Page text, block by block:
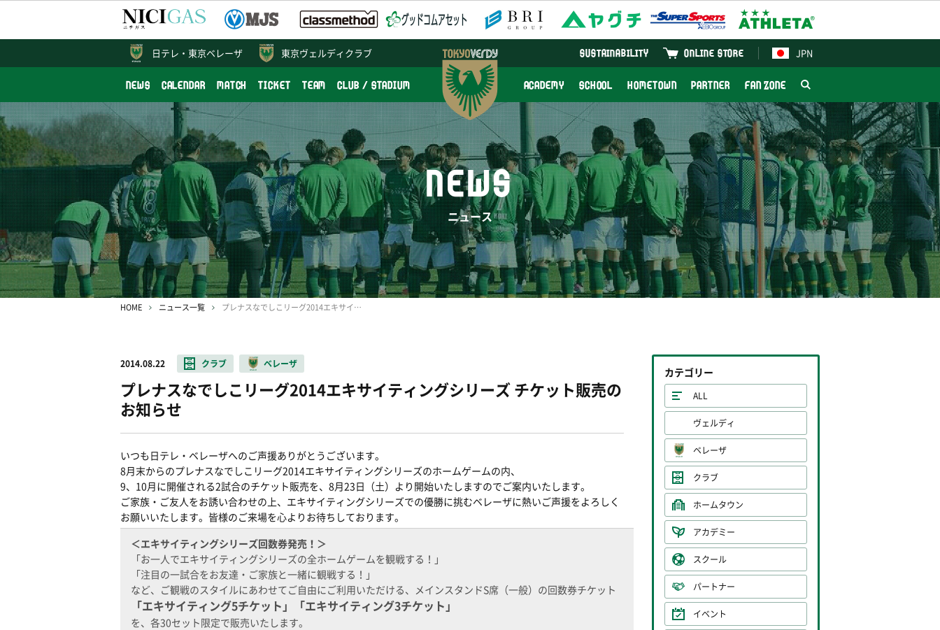
東京ヴェルディクラブ JPN
ONLINE STORE
SUSTAINABILITY
NEWS CALENDAR MATCH TICKET TEAM CLUB / STADIUM ACADEMY SCHOOL HOMETOWN PARTNER FAN ZONE
日テレ・ 東京ベレーザ
NEWS
ニュース
HOME ニュース一覧 プレナスなでしこリーグ2014エキサイティングシリーズ チケット販売のお知らせ
2014.08.22 クラブ ベレーザ
プレナスなでしこリーグ2014エキサイティングシリーズ チケット販売の
お知らせ
いつも日テレ・ベレーザへのご声援ありがとうございます。
8月末からのプレナスなでしこリーグ2014エキサイティングシリーズのホームゲームの内、
9、10月に開催される2試合のチケット販売を、8月23日（土）より開始いたしますのでご案内いたします。
ご家族・ご友人をお誘い合わせの上、エキサイティングシリーズでの優勝に挑むベレーザに熱いご声援をよろしく
お願いいたします。皆様のご来場を心よりお待ちしております。
＜エキサイティングシリーズ回数券発売！＞
「お一人でエキサイティングシリーズの全ホームゲームを観戦する！」
「注目の一試合をお友達・ご家族と一緒に観戦する！」
など、ご観戦のスタイルにあわせてご自由にご利用いただける、メインスタンドS席（一般）の回数券チケット
「エキサイティング5チケット」「エキサイティング3チケット」
を、各30セット限定で販売いたします。
カテゴリー
ALL
ヴェルディ
ベレーザ
クラブ
ホームタウン
アカデミー
スクール
パートナー
イベント